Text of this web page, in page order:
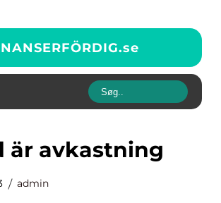
se
är avkastning
admin